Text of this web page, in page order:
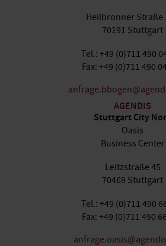
Heilbronner Straße
70191 Stuttgart
Tel.: +49 (0)711 490
Fax: +49 (0)711 490
AGENDIS
Stuttgart City
Oasis
Business Center
Leitzstraße 45
70469 Stuttgart
Tel.: +49 (0)711 490
Fax: +49 (0)711 490